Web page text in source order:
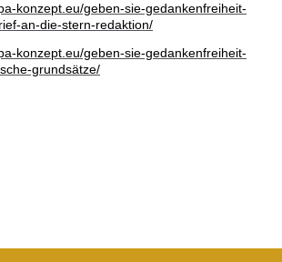
konzept.eu/geben-sie-gedankenfreiheit-
an-die-stern-redaktion/
konzept.eu/geben-sie-gedankenfreiheit-
grundsätze/